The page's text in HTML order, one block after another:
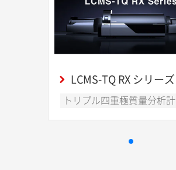
LCMS-TQ RX シリーズ
トリプル四重極質量分析計